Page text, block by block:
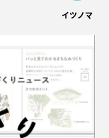
イツノマ